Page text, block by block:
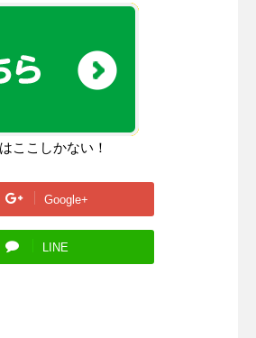
ここしかない！
Google+
LINE